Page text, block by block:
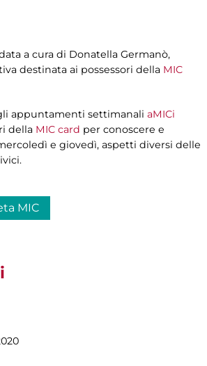
a cura di Donatella Germanò,
destinata ai possessori della MIC
appuntamenti settimanali aMICi
della MIC card per conoscere e
e giovedì, aspetti diversi delle
MIC